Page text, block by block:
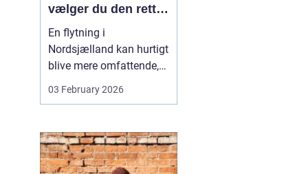
vælger du den rette
partner til din
flytning
En flytning i
Nordsjælland kan hurtigt
blive mere omfattende,
end man først tror. Der er
nøgler, flyttekasser,
parkering, møbler der
skal skilles ad, og
ejendele med
03 February 2026